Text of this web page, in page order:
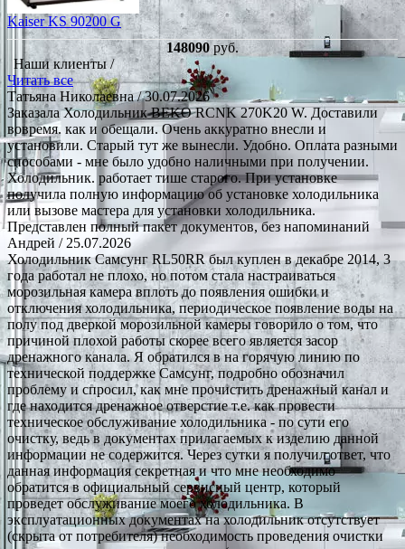
Kaiser KS 90200 G
148090руб.
Наши клиенты /
Читать все
Татьяна Николаевна/ 30.07.2026
Заказала Холодильник BEKO RCNK 270K20 W. Доставили
вовремя. как и обещали. Очень аккуратно внесли и
установили. Старый тут же вынесли. Удобно. Оплата разными
способами - мне было удобно наличными при получении.
Холодильник. работает тише старого. При установке
получила полную информацию об установке холодильника
или вызове мастера для установки холодильника.
Представлен полный пакет документов, без напоминаний
Андрей / 25.07.2026
Холодильник Самсунг RL50RR был куплен в декабре 2014, 3
года работал не плохо, но потом стала настраиваться
морозильная камера вплоть до появления ошибки и
отключения холодильника, периодическое появление воды на
полу под дверкой морозильной камеры говорило о том, что
причиной плохой работы скорее всего является засор
дренажного канала. Я обратился в на горячую линию по
технической поддержке Самсунг, подробно обозначил
проблему и спросил, как мне прочистить дренажный канал и
где находится дренажное отверстие т.е. как провести
техническое обслуживание холодильника - по сути его
очистку, ведь в документах прилагаемых к изделию данной
информации не содержится. Через сутки я получил ответ, что
данная информация секретная и что мне необходимо
обратится в официальный сервисный центр, который
проведет обслуживание моего холодильника. В
эксплуатационных документах на холодильник отсутствует
(скрыта от потребителя) необходимость проведения очистки